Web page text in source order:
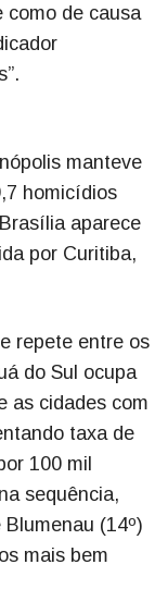
como de causa
manteve
homicídios
aparece
por Curitiba,
repete entre os
do Sul ocupa
as cidades com
taxa de
100 mil
sequência,
(14º)
mais bem